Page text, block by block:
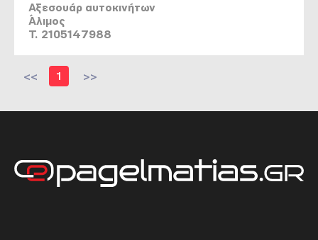
Αξεσουάρ αυτοκινήτων
Άλιμος
T. 2105147988
<< 1 >>